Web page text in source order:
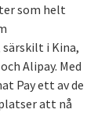
som helt
i Kina,
Alipay. Med
Pay ett av de
att nå